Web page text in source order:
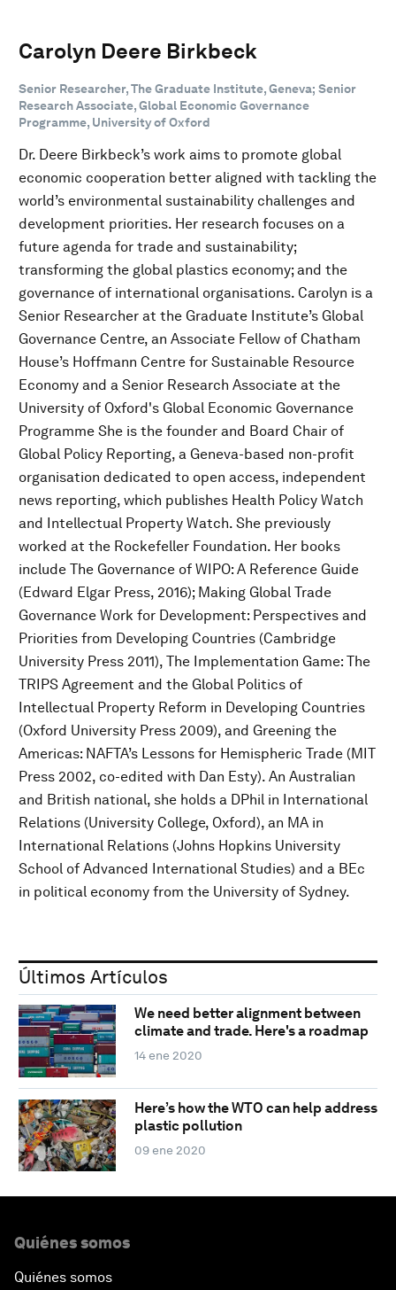
Carolyn Deere Birkbeck
Senior Researcher, The Graduate Institute, Geneva; Senior
Research Associate, Global Economic Governance
Programme, University of Oxford
Dr. Deere Birkbeck’s work aims to promote global
economic cooperation better aligned with tackling the
world’s environmental sustainability challenges and
development priorities. Her research focuses on a
future agenda for trade and sustainability;
transforming the global plastics economy; and the
governance of international organisations. Carolyn is a
Senior Researcher at the Graduate Institute’s Global
Governance Centre, an Associate Fellow of Chatham
House’s Hoffmann Centre for Sustainable Resource
Economy and a Senior Research Associate at the
University of Oxford's Global Economic Governance
Programme She is the founder and Board Chair of
Global Policy Reporting, a Geneva-based non-profit
organisation dedicated to open access, independent
news reporting, which publishes Health Policy Watch
and Intellectual Property Watch. She previously
worked at the Rockefeller Foundation. Her books
include The Governance of WIPO: A Reference Guide
(Edward Elgar Press, 2016); Making Global Trade
Governance Work for Development: Perspectives and
Priorities from Developing Countries (Cambridge
University Press 2011), The Implementation Game: The
TRIPS Agreement and the Global Politics of
Intellectual Property Reform in Developing Countries
(Oxford University Press 2009), and Greening the
Americas: NAFTA’s Lessons for Hemispheric Trade (MIT
Press 2002, co-edited with Dan Esty). An Australian
and British national, she holds a DPhil in International
Relations (University College, Oxford), an MA in
International Relations (Johns Hopkins University
School of Advanced International Studies) and a BEc
in political economy from the University of Sydney.
Últimos Artículos
We need better alignment between
climate and trade. Here's a roadmap
14 ene 2020
Here’s how the WTO can help address
plastic pollution
09 ene 2020
Quiénes somos
Quiénes somos